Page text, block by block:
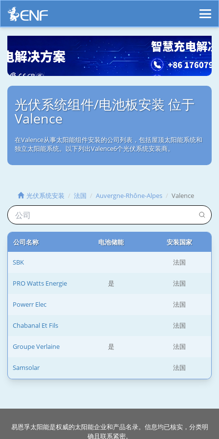
光伏系统组件/电池板安装 位于
Valence
在Valence从事太阳能组件安装的公司列表，包括屋顶太阳能系统和
独立太阳能系统。以下列出Valence6个光伏系统安装商。
光伏系统安装 法国 Auvergne-Rhône-Alpes Valence
公司名称 电池储能 安装国家
SBK 法国
PRO Watts Energie 是 法国
Powerr Elec 法国
Chabanal Et Fils 法国
Groupe Verlaine 是 法国
Samsolar 法国
易恩孚太阳能是权威的太阳能企业和产品名录。信息均已核实，分类明
确且联系紧密。